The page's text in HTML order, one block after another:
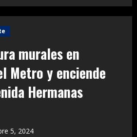
murales en
Metro y enciende
Hermanas
5, 2024